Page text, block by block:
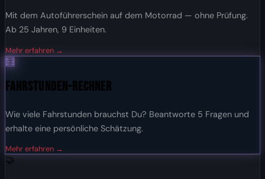
Mit dem Autoführerschein auf dem Motorrad — ohne Prüfung.
Ab 25 Jahren, 9 Einheiten.
Mehr erfahren →
🧮
Fahrstunden-Rechner
Wie viele Fahrstunden brauchst Du? Beantworte 5 Fragen und
erhalte eine persönliche Schätzung.
Mehr erfahren →
🤝